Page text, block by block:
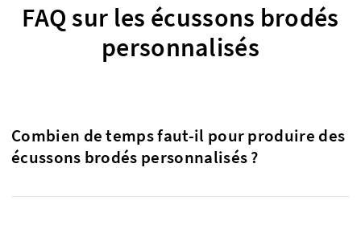
FAQ sur les écussons brodés
personnalisés
Combien de temps faut-il pour produire des
écussons brodés personnalisés ?